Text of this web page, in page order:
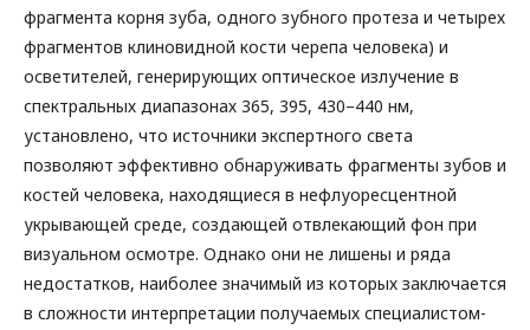
фрагмента корня зуба, одного зубного протеза и четырех
фрагментов клиновидной кости черепа человека) и
осветителей, генерирующих оптическое излучение в
спектральных диапазонах 365, 395, 430–440 нм,
установлено, что источники экспертного света
позволяют эффективно обнаруживать фрагменты зубов и
костей человека, находящиеся в нефлуоресцентной
укрывающей среде, создающей отвлекающий фон при
визуальном осмотре. Однако они не лишены и ряда
недостатков, наиболее значимый из которых заключается
в сложности интерпретации получаемых специалистом-